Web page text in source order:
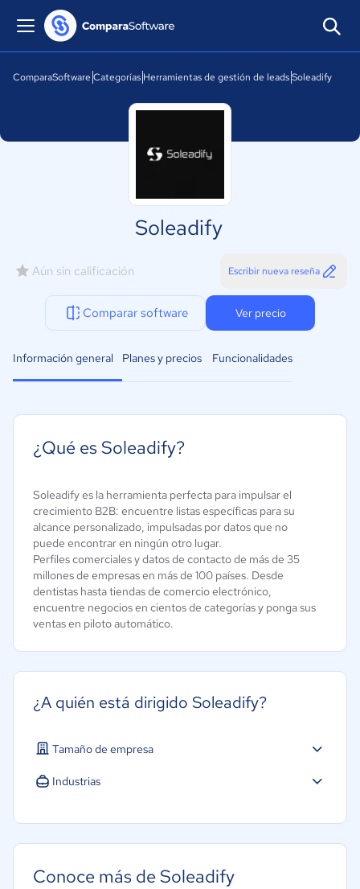
ComparaSoftware Categorías Herramientas de gestión de leadsSoleadify
Soleadify
Aún sin calificación Escribir nueva reseña
Comparar software Ver precio
Información general Planes y precios Funcionalidades
¿Qué es Soleadify?
Soleadify es la herramienta perfecta para impulsar el
crecimiento B2B: encuentre listas específicas para su
alcance personalizado, impulsadas por datos que no
puede encontrar en ningún otro lugar.
Perfiles comerciales y datos de contacto de más de 35
millones de empresas en más de 100 países. Desde
dentistas hasta tiendas de comercio electrónico,
encuentre negocios en cientos de categorías y ponga sus
ventas en piloto automático.
¿A quién está dirigido Soleadify?
Tamaño de empresa
Industrias
Conoce más de Soleadify